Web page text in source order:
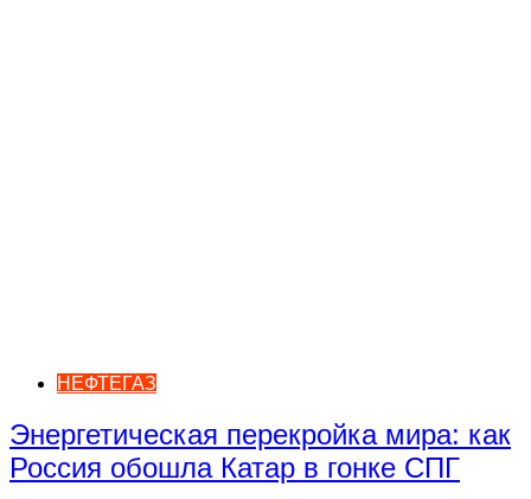
НЕФТЕГАЗ
Энергетическая перекройка мира: как
Россия обошла Катар в гонке СПГ